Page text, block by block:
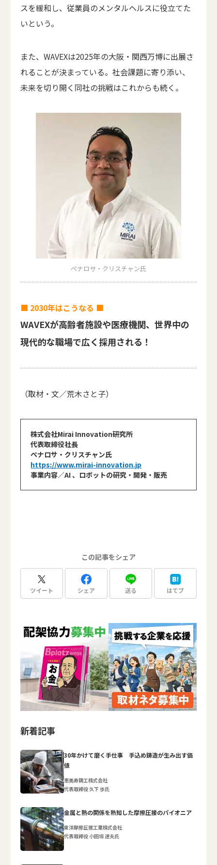
スを緩和し、従業員のメンタルヘルスに役立てた
いという。
また、WAVEXは2025年の大阪・関西万博に出展さ
れることが決まっている。社会課題に寄り添い、
未来を切り開く同社の挑戦はこれからも続く。
ペナロサ・クリスチャン氏
■ 2030年はこうなる ■
WAVEXが高齢者施設や医療機関、世界中の
現代的な職場で広く採用される！
（取材・文／荒木さと子）
株式会社Mirai Innovation研究所
代表取締役社長
ペナロサ・クリスチャン氏
https://www.mirai-innovation.jp
事業内容／AI 、ロボットの研究・開発・販売
この記事をシェア
ツイート シェア 送る はてブ
新着記事
30年かけて磨く手仕事 手込め鋳造が生み出す価
値
恵美寿鋳工株式会社
代表取締役 久下 歩氏
金属と熱の関係を熟知した摩擦圧接のパイオニア
東洋摩擦圧接工業株式会社
代表取締役 小田垣 達夫氏